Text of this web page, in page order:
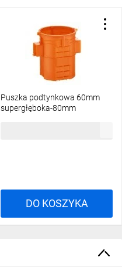
Puszka podtynkowa 60mm
supergłęboka-80mm
DO KOSZYKA